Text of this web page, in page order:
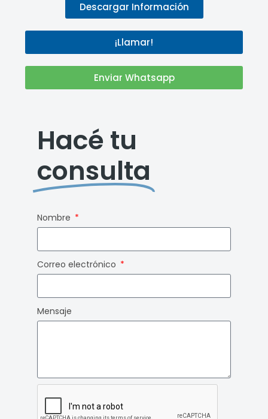
Descargar Información
¡Llamar!
Enviar Whatsapp
Hacé tu
consulta
Nombre
Correo electrónico
Mensaje